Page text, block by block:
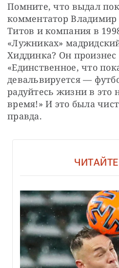
Помните, что выдал
комментатор Владимир
Титов и компания в
«Лужниках»
Хиддинка? Он
«Единственное, что
девальвируется —
радуйтесь жизни в это
время!» И это была
правда.